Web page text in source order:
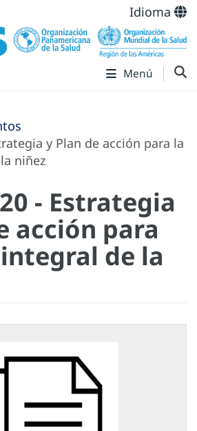
Idioma
Menú
y Plan de acción para la
niñez
- Estrategia
acción para
de la